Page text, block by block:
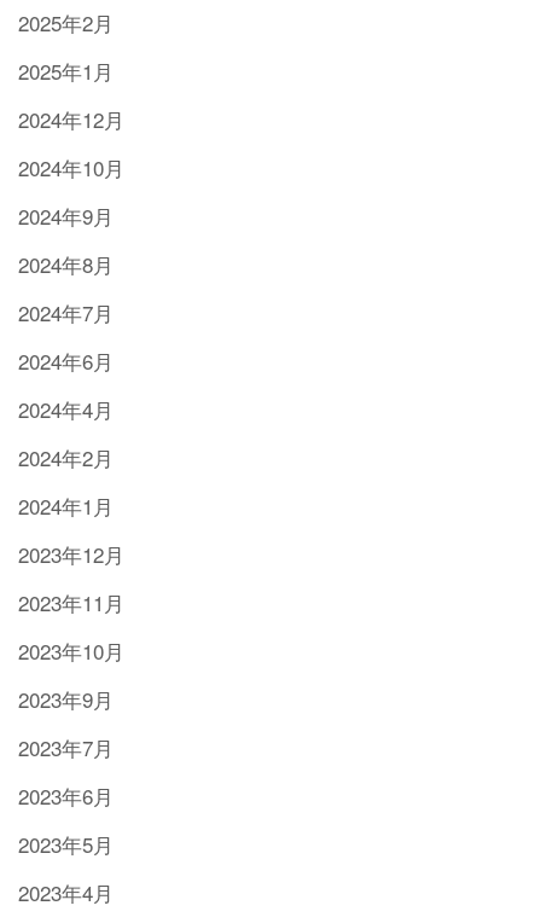
2025年2月
2025年1月
2024年12月
2024年10月
2024年9月
2024年8月
2024年7月
2024年6月
2024年4月
2024年2月
2024年1月
2023年12月
2023年11月
2023年10月
2023年9月
2023年7月
2023年6月
2023年5月
2023年4月